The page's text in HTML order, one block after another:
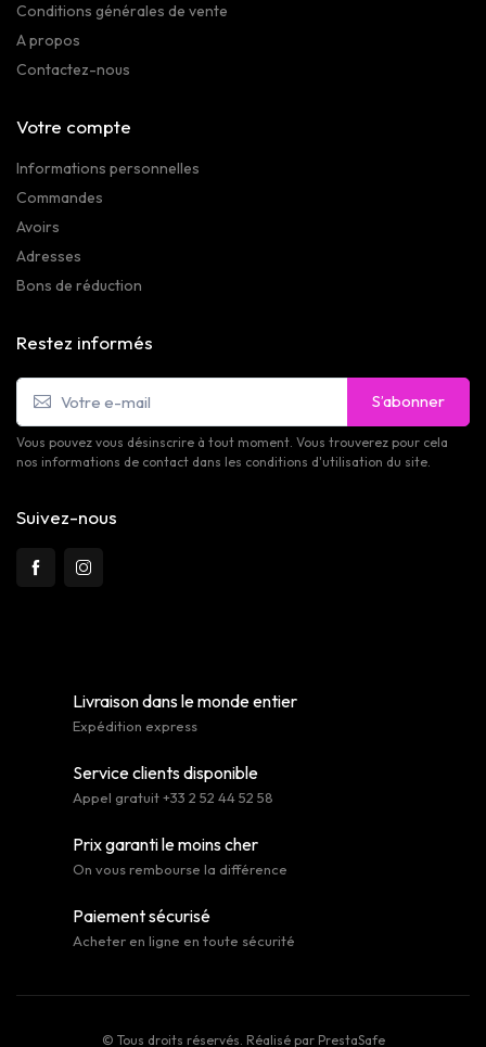
Conditions générales de vente
A propos
Contactez-nous
Votre compte
Informations personnelles
Commandes
Avoirs
Adresses
Bons de réduction
Restez informés
S’abonner
Vous pouvez vous désinscrire à tout moment. Vous trouverez pour cela
nos informations de contact dans les conditions d'utilisation du site.
Suivez-nous
Livraison dans le monde entier
Expédition express
Service clients disponible
Appel gratuit +33 2 52 44 52 58
Prix garanti le moins cher
On vous rembourse la différence
Paiement sécurisé
Acheter en ligne en toute sécurité
© Tous droits réservés. Réalisé par PrestaSafe